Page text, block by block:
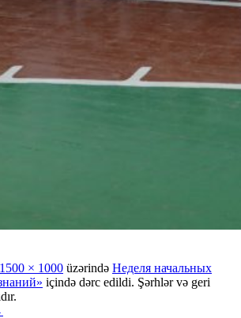
1500 × 1000 üzərində Неделя начальных
içində dərc edildi. Şərhlər və geri